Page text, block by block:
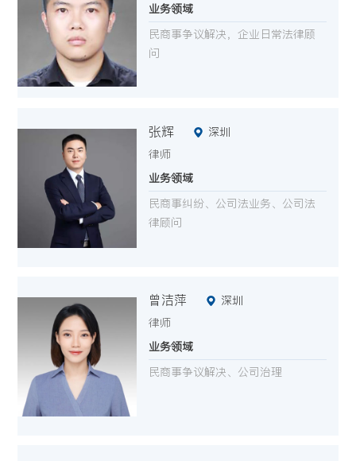
业务领域
民商事争议解决，企业日常法律顾
问
张辉
深圳
律师
业务领域
民商事纠纷、公司法业务、公司法
律顾问
曾洁萍
深圳
律师
业务领域
民商事争议解决、公司治理